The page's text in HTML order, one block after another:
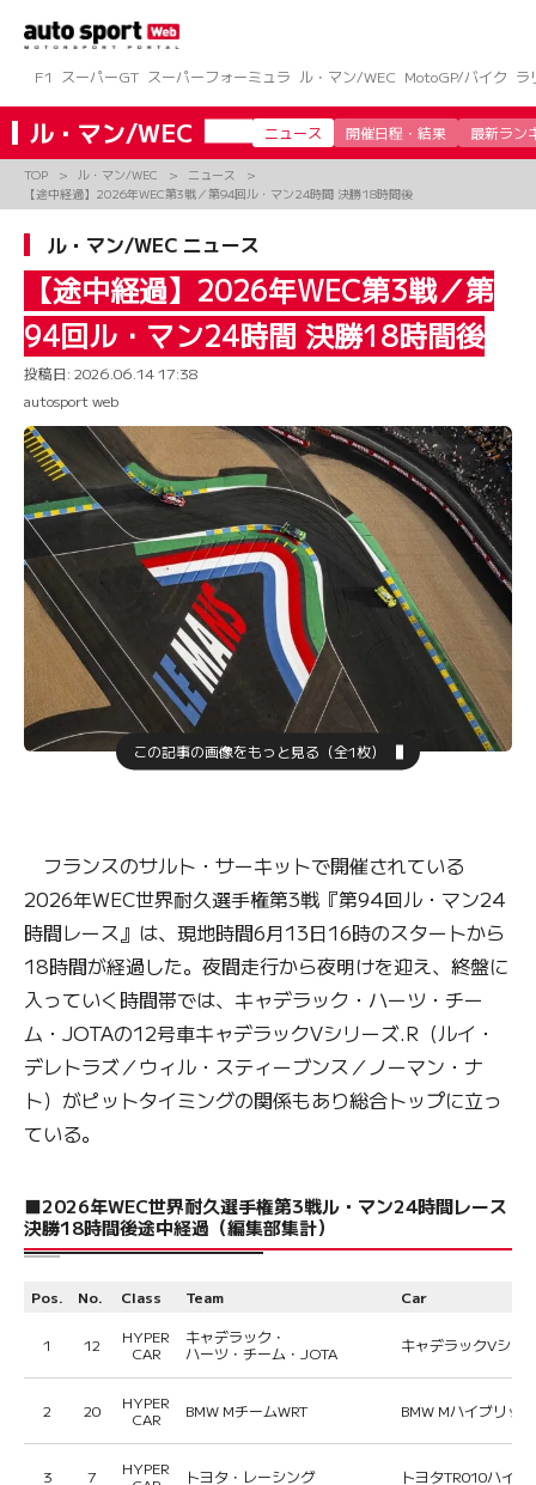
ツ
へ
ス
キ
プ
F1 スーパーGT スーパーフォーミュラ ル・マン/WEC MotoGP/バイク ラ
ル・マン/WEC ニュース 開催日程・結果 最新ラン
TOP ル・マン/WEC
ニュース
【途中経過】2026年WEC第3戦／第94回ル・マン24時間 決勝18時間後
ル・マン/WEC ニュース
【途中経過】2026年WEC第3戦／第
94回ル・マン24時間 決勝18時間後
投稿日: 2026.06.14 17:38
autosport web
この記事の画像をもっと見る（全1枚）
フランスのサルト・サーキットで開催されている
2026年WEC世界耐久選手権第3戦『第94回ル・マン24
時間レース』は、現地時間6月13日16時のスタートから
18時間が経過した。夜間走行から夜明けを迎え、終盤に
入っていく時間帯では、キャデラック・ハーツ・チー
ム・JOTAの12号車キャデラックVシリーズ.R（ルイ・
デレトラズ／ウィル・スティーブンス／ノーマン・ナ
ト）がピットタイミングの関係もあり総合トップに立っ
ている。
■2026年WEC世界耐久選手権第3戦ル・マン24時間レース
決勝18時間後途中経過（編集部集計）
Pos. No. Class Team Car
1 12
HYPER
CAR
キャデラック・
ハーツ・チーム・JOTA
キャデラックVシリ
2 20
HYPER
CAR
BMW MチームWRT BMW Mハイブリッ
3 7
HYPER
トヨタ・レーシング トヨタTR010ハイブ